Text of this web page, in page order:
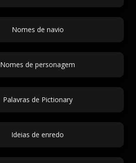
Nomes de navio
Nomes de personagem
Palavras de Pictionary
Ideias de enredo